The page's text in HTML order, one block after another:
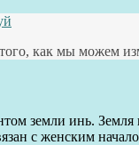
как мы можем
земли инь.
с женским